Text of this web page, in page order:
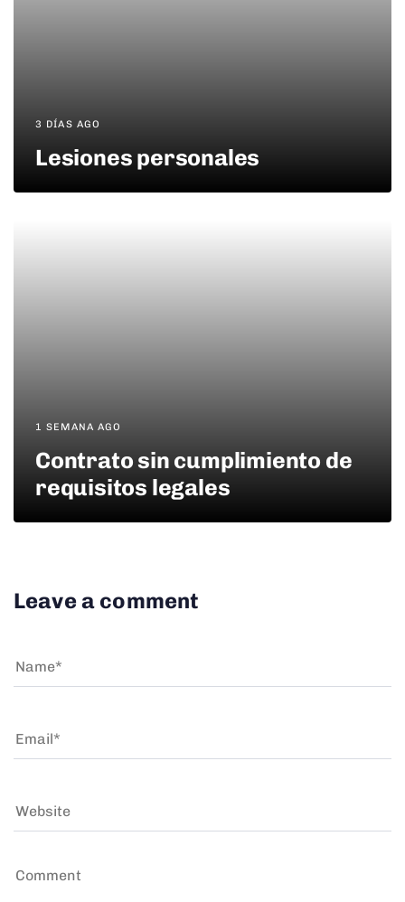
3 DÍAS AGO
Lesiones personales
1 SEMANA AGO
Contrato sin cumplimiento de
requisitos legales
Leave a comment